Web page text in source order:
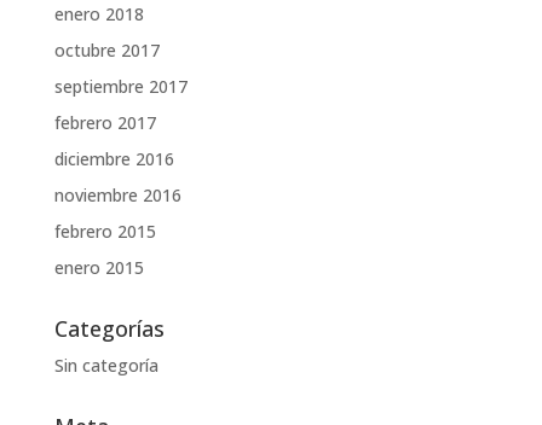
enero 2018
octubre 2017
septiembre 2017
febrero 2017
diciembre 2016
noviembre 2016
febrero 2015
enero 2015
Categorías
Sin categoría